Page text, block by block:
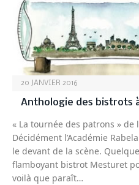
20 JANVIER 2016
Anthologie des bistrots
« La tournée des patrons »
Décidément l’Académie
le devant de la scène.
flamboyant bistrot Mesturet
voilà que paraît…